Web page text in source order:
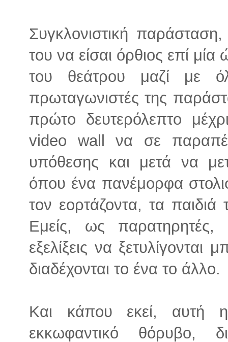
Συγκλονιστική
του να είσαι όρθιος επί
του θεάτρου μαζί με
πρωταγωνιστές της
πρώτο δευτερόλεπτο
video wall να σε
υπόθεσης και μετά να
όπου ένα πανέμορφα
τον εορτάζοντα, τα
Εμείς, ως παρατηρητές,
εξελίξεις να
διαδέχονται το ένα το άλλο.
Και κάπου εκεί, αυτή η
εκκωφαντικό θόρυβο,